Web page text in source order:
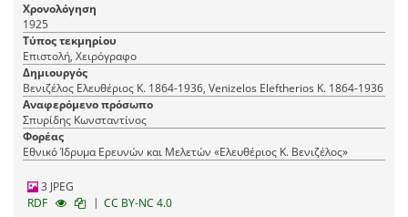
Χρονολόγηση
1925
Τύπος τεκμηρίου
Επιστολή, Χειρόγραφο
Δημιουργός
Βενιζέλος Ελευθέριος Κ. 1864-1936, Venizelos Eleftherios K. 1864-1936
Αναφερόμενο πρόσωπο
Σπυρίδης Κωνσταντίνος
Φορέας
Εθνικό Ίδρυμα Ερευνών και Μελετών «Ελευθέριος Κ. Βενιζέλος»
3 JPEG
RDF
| CC BY-NC 4.0